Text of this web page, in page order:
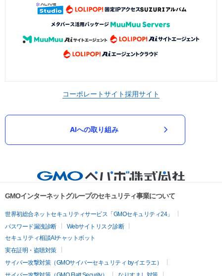
コーポレートサイト採用サイト
AIへの取り組み
GMOインターネットグループのセキュリティ事業について
世界初総合ネットセキュリティサービス「GMOセキュリティ24」
パスワード漏洩診断
Webサイトリスク診断
セキュリティ相談AIチャットボット
実在証明・盗聴対策
サイバー攻撃対策（GMOサイバーセキュリティ byイエラエ）